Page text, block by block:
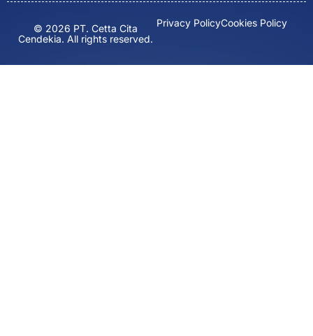
© 2026 PT. Cetta Cita
Cendekia. All rights reserved.
Privacy PolicyCookies Policy